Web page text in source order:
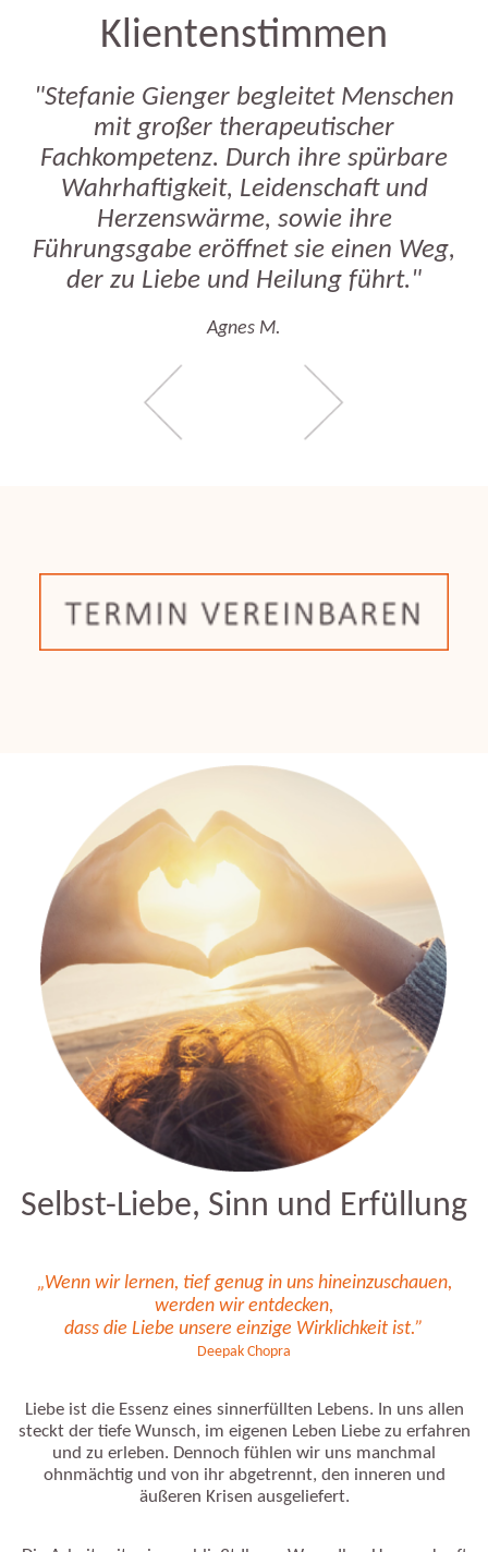
Klientenstimmen
"Stefanie Gienger begleitet Menschen
mit großer therapeutischer
Fachkompetenz. Durch ihre spürbare
Wahrhaftigkeit, Leidenschaft und
Herzenswärme, sowie ihre
Führungsgabe eröffnet sie einen Weg,
der zu Liebe und Heilung führt."
Agnes M.
Selbst-Liebe, Sinn und Erfüllung
„Wenn wir lernen, tief genug in uns hineinzuschauen,
werden wir entdecken,
dass die Liebe unsere einzige Wirklichkeit ist.”
Deepak Chopra
Liebe ist die Essenz eines sinnerfüllten Lebens. In uns allen
steckt der tiefe Wunsch, im eigenen Leben Liebe zu erfahren
und zu erleben. Dennoch fühlen wir uns manchmal
ohnmächtig und von ihr abgetrennt, den inneren und
äußeren Krisen ausgeliefert.